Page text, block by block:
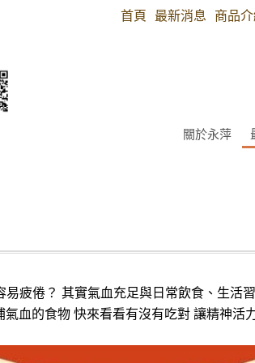
首頁 最新消息 商品
關於永萍
〝
疲倦？ 其實氣血充足與日常飲食、生
血的食物 快來看看有沒有吃對 讓精神